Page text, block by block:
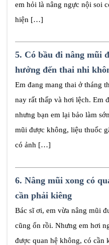
em hỏi là nâng ngực nội soi
hiện […]
5. Có bầu đi nâng mũi
hưởng đến thai nhi
Em đang mang thai ở tháng
nay rất thấp và hơi lệch. Em
nhưng bạn em lại bảo làm
mũi được không, liệu thuốc
có ảnh […]
6. Nâng mũi xong có
cần phải kiêng
Bác sĩ ơi, em vừa nâng mũi
cũng ổn rồi. Nhưng em hơi
được quan hệ không, có cần